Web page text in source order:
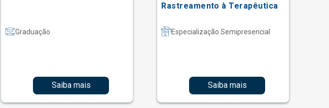
Graduação
Saiba mais
Rastreamento à Terapêutica
Especialização Semipresencial
Saiba mais